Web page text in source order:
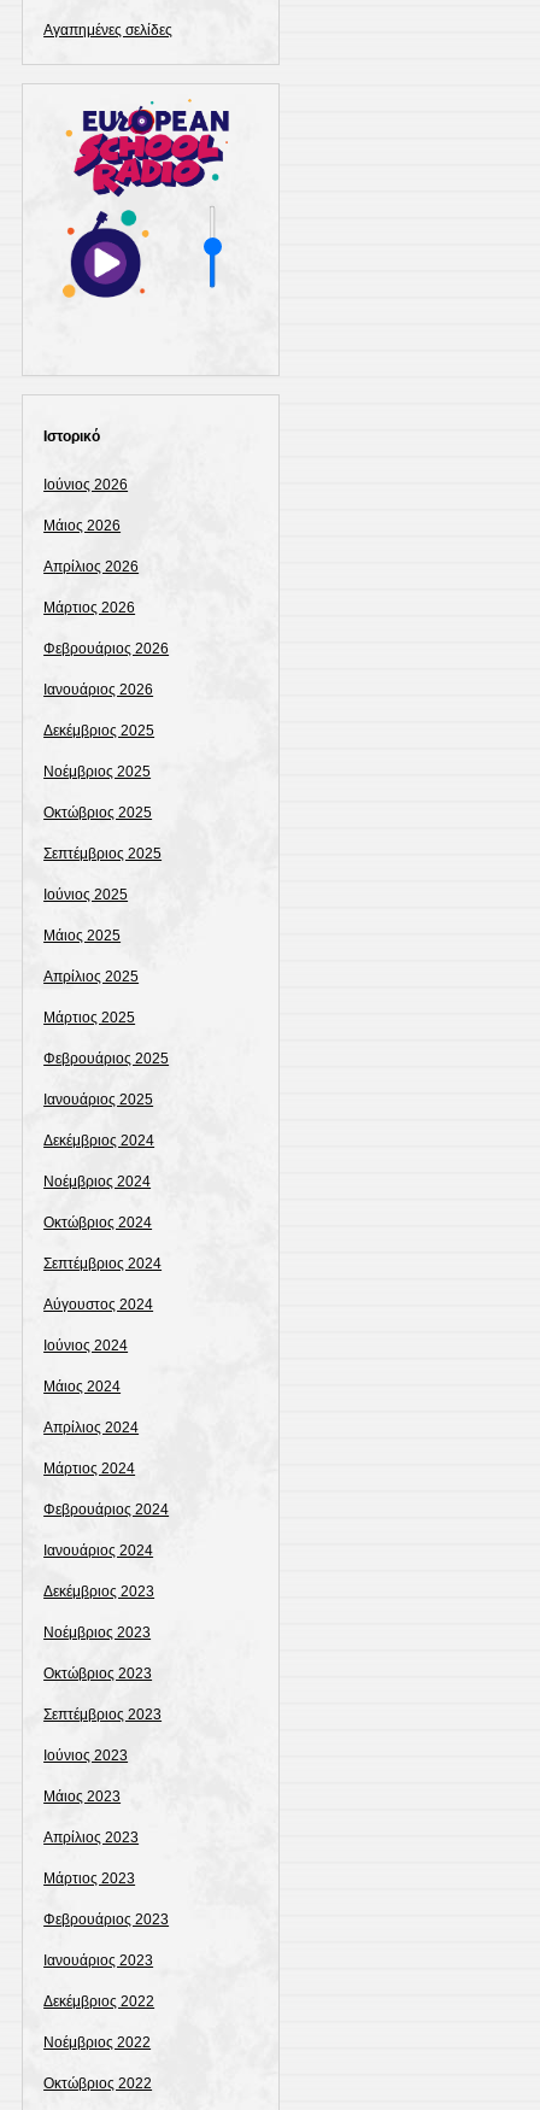
Αγαπημένες σελίδες
Ιστορικό
Ιούνιος 2026
Μάιος 2026
Απρίλιος 2026
Μάρτιος 2026
Φεβρουάριος 2026
Ιανουάριος 2026
Δεκέμβριος 2025
Νοέμβριος 2025
Οκτώβριος 2025
Σεπτέμβριος 2025
Ιούνιος 2025
Μάιος 2025
Απρίλιος 2025
Μάρτιος 2025
Φεβρουάριος 2025
Ιανουάριος 2025
Δεκέμβριος 2024
Νοέμβριος 2024
Οκτώβριος 2024
Σεπτέμβριος 2024
Αύγουστος 2024
Ιούνιος 2024
Μάιος 2024
Απρίλιος 2024
Μάρτιος 2024
Φεβρουάριος 2024
Ιανουάριος 2024
Δεκέμβριος 2023
Νοέμβριος 2023
Οκτώβριος 2023
Σεπτέμβριος 2023
Ιούνιος 2023
Μάιος 2023
Απρίλιος 2023
Μάρτιος 2023
Φεβρουάριος 2023
Ιανουάριος 2023
Δεκέμβριος 2022
Νοέμβριος 2022
Οκτώβριος 2022